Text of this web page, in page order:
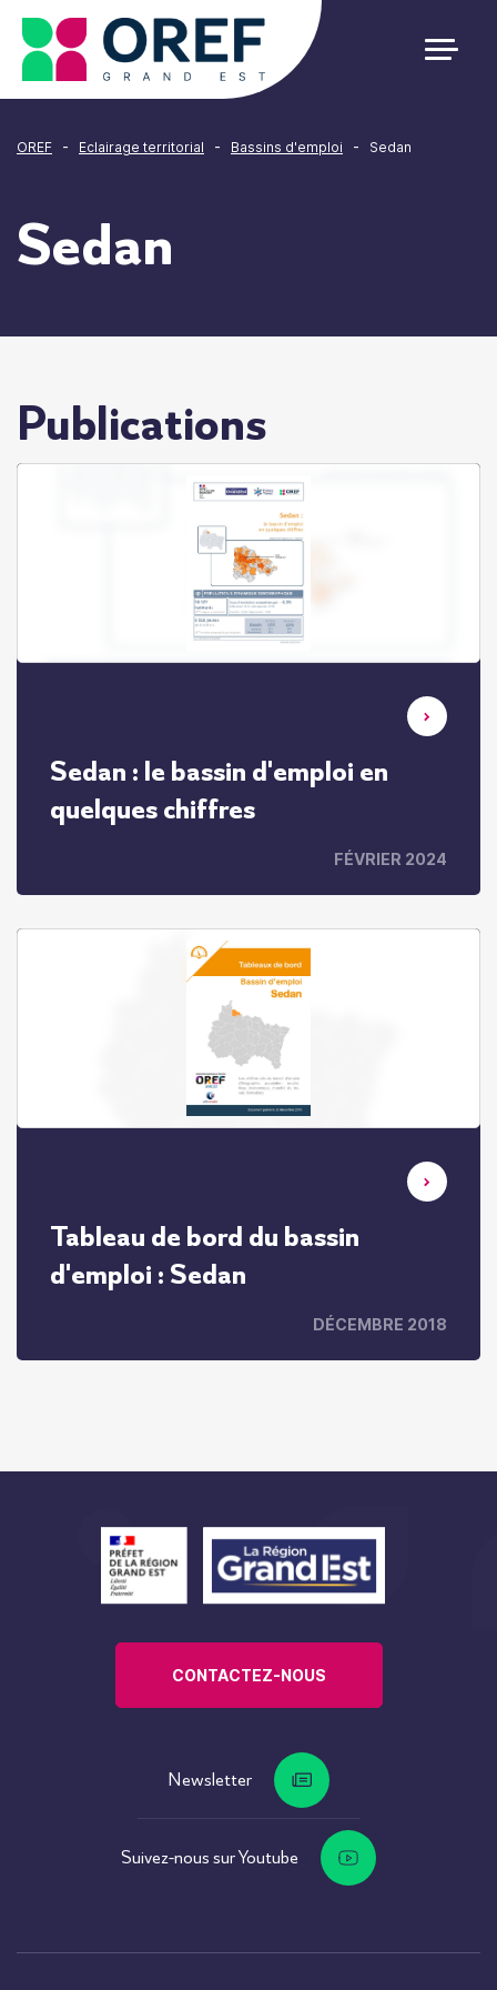
OREF - Eclairage territorial - Bassins d'emploi - Sedan
Sedan
Publications
Sedan : le bassin d'emploi en
quelques chiffres
FÉVRIER 2024
Tableau de bord du bassin
d'emploi : Sedan
DÉCEMBRE 2018
CONTACTEZ-NOUS
Newsletter
Suivez-nous sur Youtube